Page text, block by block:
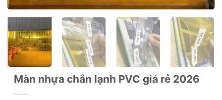
Màn nhựa chắn lạnh PVC giá rẻ 2026